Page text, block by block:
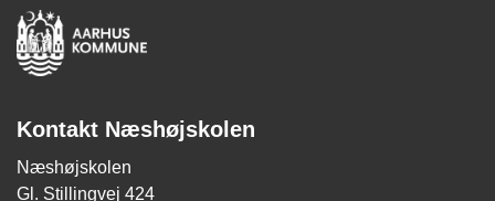
Kontakt Næshøjskolen
Næshøjskolen
Gl. Stillingvej 424